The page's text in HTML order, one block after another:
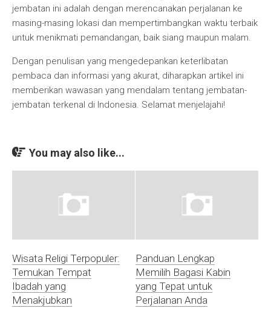
jembatan ini adalah dengan merencanakan perjalanan ke
masing-masing lokasi dan mempertimbangkan waktu terbaik
untuk menikmati pemandangan, baik siang maupun malam.
Dengan penulisan yang mengedepankan keterlibatan
pembaca dan informasi yang akurat, diharapkan artikel ini
memberikan wawasan yang mendalam tentang jembatan-
jembatan terkenal di Indonesia. Selamat menjelajahi!
You may also like...
Wisata Religi Terpopuler:
Temukan Tempat
Ibadah yang
Menakjubkan
Panduan Lengkap
Memilih Bagasi Kabin
yang Tepat untuk
Perjalanan Anda